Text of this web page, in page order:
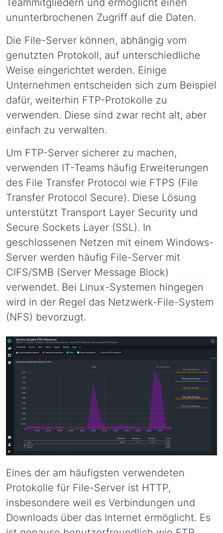
Teammitgliedern und ermöglicht einen
ununterbrochenen Zugriff auf die Daten.
Die File-Server können, abhängig vom
genutzten Protokoll, auf unterschiedliche
Weise eingerichtet werden. Einige
Unternehmen entscheiden sich zum Beispiel
dafür, weiterhin FTP-Protokolle zu
verwenden. Diese sind zwar recht alt, aber
einfach zu verwalten.
Um FTP-Server sicherer zu machen,
verwenden IT-Teams häufig Erweiterungen
des File Transfer Protocol wie FTPS (File
Transfer Protocol Secure). Diese Lösung
unterstützt Transport Layer Security und
Secure Sockets Layer (SSL). In
geschlossenen Netzen mit einem Windows-
Server werden häufig File-Server mit
CIFS/SMB (Server Message Block)
verwendet. Bei Linux-Systemen hingegen
wird in der Regel das Netzwerk-File-System
(NFS) bevorzugt.
Eines der am häufigsten verwendeten
Protokolle für File-Server ist HTTP,
insbesondere weil es Verbindungen und
Downloads über das Internet ermöglicht. Es